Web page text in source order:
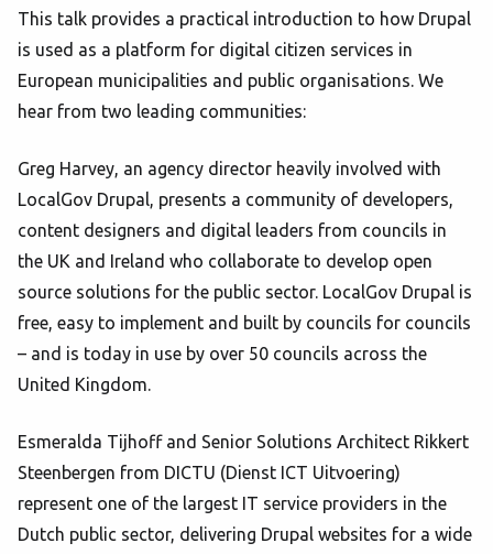
This talk provides a practical introduction to how Drupal
is used as a platform for digital citizen services in
European municipalities and public organisations. We
hear from two leading communities:
Greg Harvey, an agency director heavily involved with
LocalGov Drupal, presents a community of developers,
content designers and digital leaders from councils in
the UK and Ireland who collaborate to develop open
source solutions for the public sector. LocalGov Drupal is
free, easy to implement and built by councils for councils
– and is today in use by over 50 councils across the
United Kingdom.
Esmeralda Tijhoff and Senior Solutions Architect Rikkert
Steenbergen from DICTU (Dienst ICT Uitvoering)
represent one of the largest IT service providers in the
Dutch public sector, delivering Drupal websites for a wide